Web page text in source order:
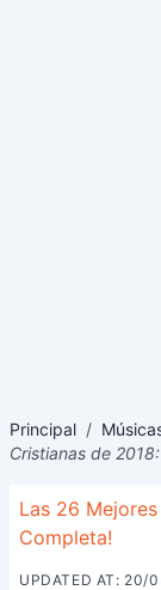
Principal /
Cristianas de
Las 26
Completa!
UPDATED AT: 20/